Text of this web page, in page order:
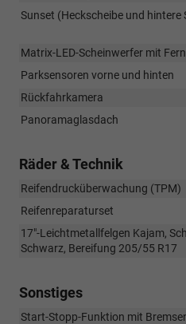
Sunset (Heckscheibe und
Matrix-LED-Scheinwerfer mit
Parksensoren vorne und hinten
Rückfahrkamera
Panoramaglasdach
Räder & Technik
Reifendrucküberwachung (TPM)
Reifenreparaturset
17"-Leichtmetallfelgen Kajam,
Schwarz, Bereifung 205/55 R17
Sonstiges
Start-Stopp-Funktion mit